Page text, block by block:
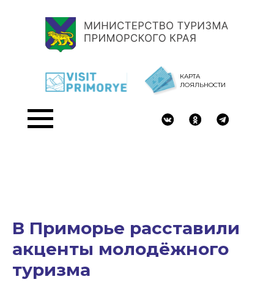
КАРТА
ЛОЯЛЬНОСТИ
В Приморье расставили
акценты молодёжного
туризма